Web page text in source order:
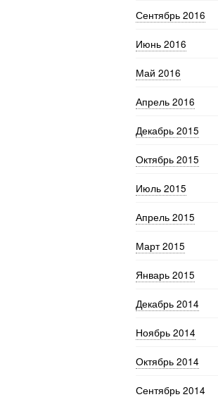
Сентябрь 2016
Июнь 2016
Май 2016
Апрель 2016
Декабрь 2015
Октябрь 2015
Июль 2015
Апрель 2015
Март 2015
Январь 2015
Декабрь 2014
Ноябрь 2014
Октябрь 2014
Сентябрь 2014